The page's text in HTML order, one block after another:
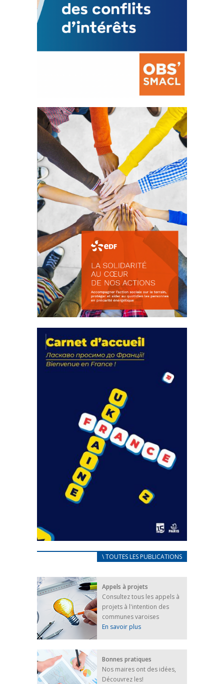
La prévention des conflits
d’intérêts
18 septembre 2023
FEUILLETER
actions
18 septembre 2023
FEUILLETER
CARNET D’ACCUEIL
25 avril 2022
Afin d’accompagner au mieux les réfugiés
ukrainiens arrivés en France,...
FEUILLETER
\ TOUTES LES PUBLICATIONS
Appels à projets
Consultez tous les appels à
projets à l'intention des
communes varoises
En savoir plus
Bonnes pratiques
Nos maires ont des idées,
Découvrez les!